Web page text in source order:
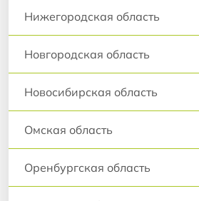
Нижегородская область
Новгородская область
Новосибирская область
Омская область
Оренбургская область